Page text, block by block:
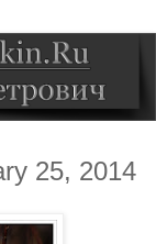
25, 2014